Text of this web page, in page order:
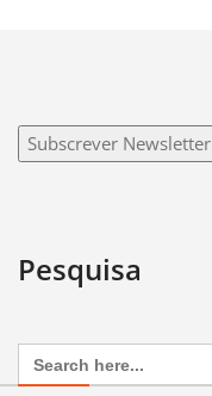
Subscrever Newsletter
Pesquisa
Search
for: